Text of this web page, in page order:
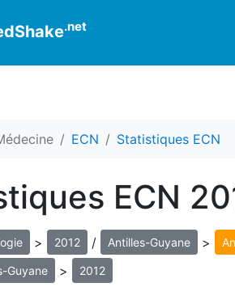
.net
ECN Statistiques ECN
ECN
> 2012 / Antilles-Guyane >
Guyane > 2012